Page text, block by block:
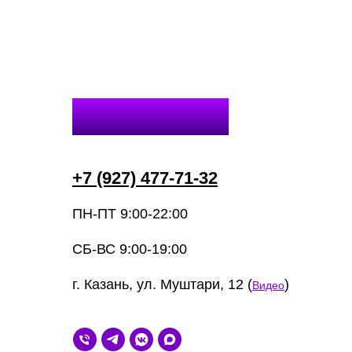
Контакты
+7 (927) 477-71-32
ПН-ПТ 9:00-22:00
СБ-ВС 9:00-19:00
г. Казань, ул. Муштари, 12 (Видео)